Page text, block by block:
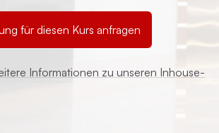
für diesen Kurs anfragen
Informationen zu unseren Inhouse-